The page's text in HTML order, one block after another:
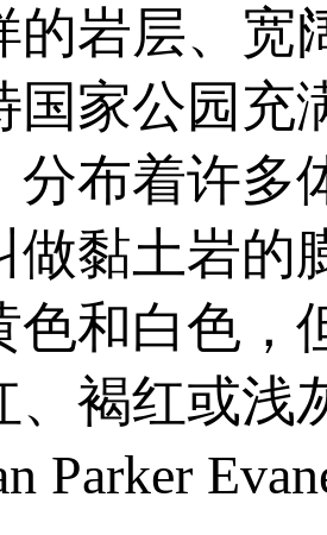
的岩层、宽
国家公园充
分布着许多
做黏土岩的
色和白色，
、褐红或浅
Parker